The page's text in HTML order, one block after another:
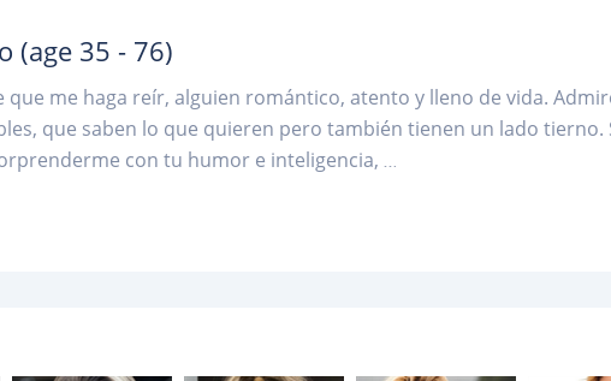
(age 35 - 76)
que me haga reír, alguien romántico, atento y lleno de vida.
que saben lo que quieren pero también tienen un lado tierno.
con tu humor e inteligencia, ...